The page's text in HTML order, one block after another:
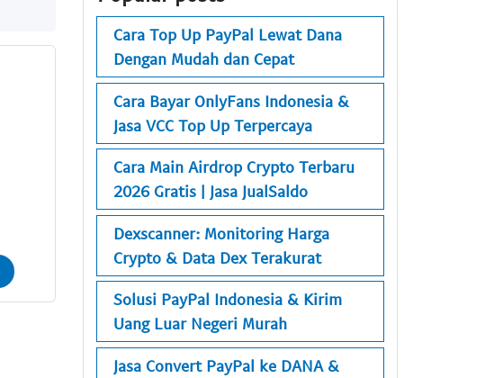
Cara Top Up PayPal Lewat Dana
Dengan Mudah dan Cepat
Cara Bayar OnlyFans Indonesia &
Jasa VCC Top Up Terpercaya
Cara Main Airdrop Crypto Terbaru
2026 Gratis | Jasa JualSaldo
Dexscanner: Monitoring Harga
Crypto & Data Dex Terakurat
Solusi PayPal Indonesia & Kirim
Uang Luar Negeri Murah
Jasa Convert PayPal ke DANA &